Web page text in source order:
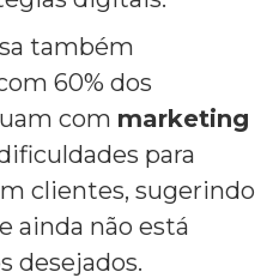
também
60% dos
com marketing
para
clientes, sugerindo
ainda não está
desejados.